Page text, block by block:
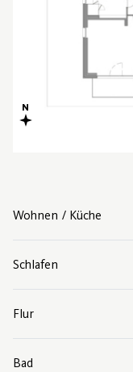
Wohnen / Küche
Schlafen
Flur
Bad